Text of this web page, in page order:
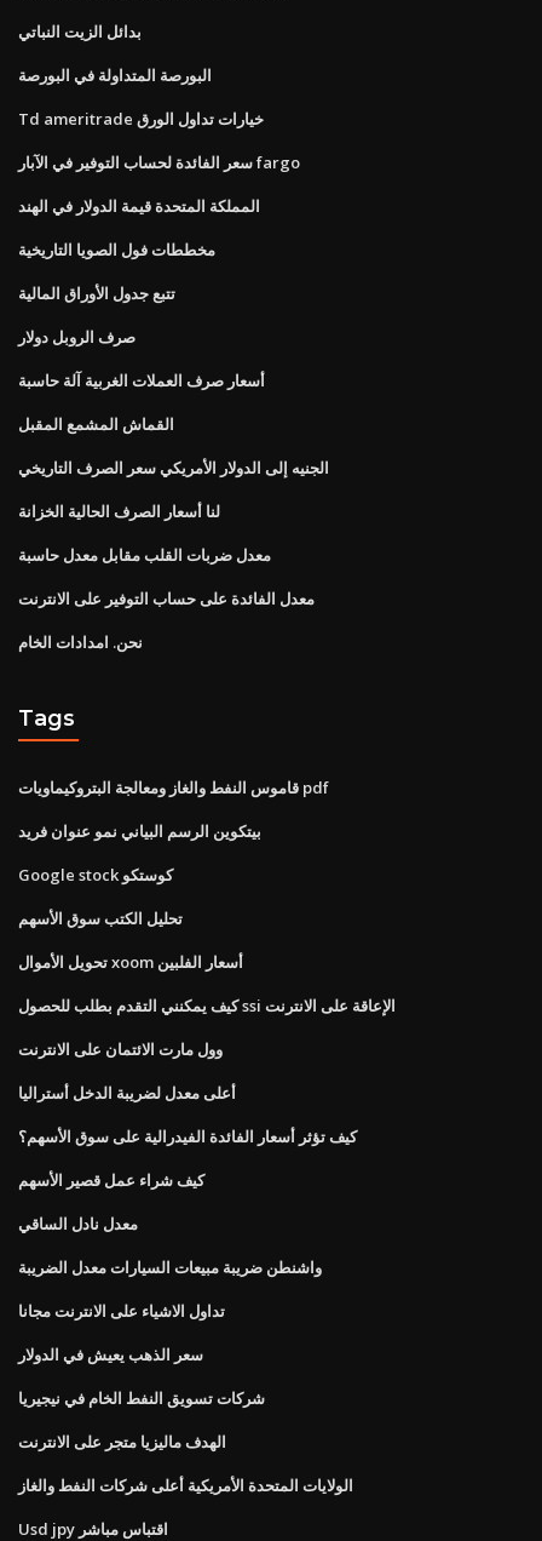
بدائل الزيت النباتي
البورصة المتداولة في البورصة
Td ameritrade خيارات تداول الورق
سعر الفائدة لحساب التوفير في الآبار fargo
المملكة المتحدة قيمة الدولار في الهند
مخططات فول الصويا التاريخية
تتبع جدول الأوراق المالية
صرف الروبل دولار
أسعار صرف العملات الغربية آلة حاسبة
القماش المشمع المقبل
الجنيه إلى الدولار الأمريكي سعر الصرف التاريخي
لنا أسعار الصرف الحالية الخزانة
معدل ضربات القلب مقابل معدل حاسبة
معدل الفائدة على حساب التوفير على الانترنت
نحن. امدادات الخام
Tags
قاموس النفط والغاز ومعالجة البتروكيماويات pdf
بيتكوين الرسم البياني نمو عنوان فريد
Google stock كوستكو
تحليل الكتب سوق الأسهم
تحويل الأموال xoom أسعار الفلبين
كيف يمكنني التقدم بطلب للحصول ssi الإعاقة على الانترنت
وول مارت الائتمان على الانترنت
أعلى معدل لضريبة الدخل أستراليا
كيف تؤثر أسعار الفائدة الفيدرالية على سوق الأسهم؟
كيف شراء عمل قصير الأسهم
معدل نادل الساقي
واشنطن ضريبة مبيعات السيارات معدل الضريبة
تداول الاشياء على الانترنت مجانا
سعر الذهب يعيش في الدولار
شركات تسويق النفط الخام في نيجيريا
الهدف ماليزيا متجر على الانترنت
الولايات المتحدة الأمريكية أعلى شركات النفط والغاز
Usd jpy اقتباس مباشر